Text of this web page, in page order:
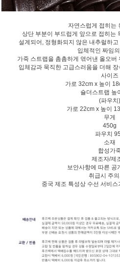
자연스럽게 접히는
상단 부분이 부드럽게 앞으로 접히는
설계되어, 정형화되지 않은 내추럴하
입체적인 짜임
가죽 스트랩을 촘촘하게 엮어낸 올오
입체감과 묵직한 고급스러움을 더해
사이즈
가로 32cm x 높이
숄더스트랩 높
(파우치)
가로 22cm x 높이
무게
450g
파우치
소재
합성가
제조자/제
보안사항에 따른 공
취급시 주
중국 제조 특성상 수선 서비